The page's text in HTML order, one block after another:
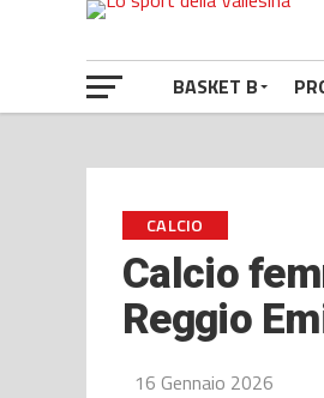
BASKET B
CALCIO
Calcio
Reggio
16 Gennaio 2026